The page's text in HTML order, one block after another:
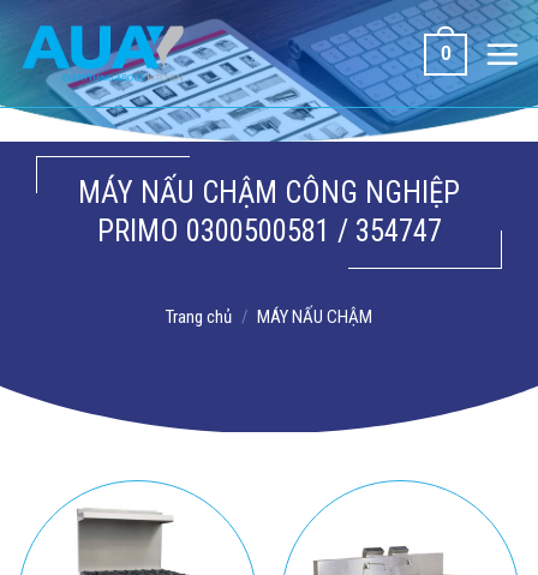
dung
0
MÁY NẤU CHẬM CÔNG NGHIỆP
PRIMO 0300500581 / 354747
Trang chủ / MÁY NẤU CHẬM